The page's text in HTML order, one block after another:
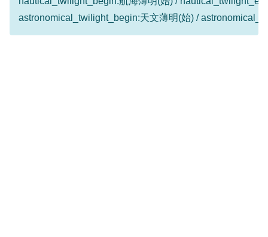
astronomical_twilight_begin:天文薄明(始) /